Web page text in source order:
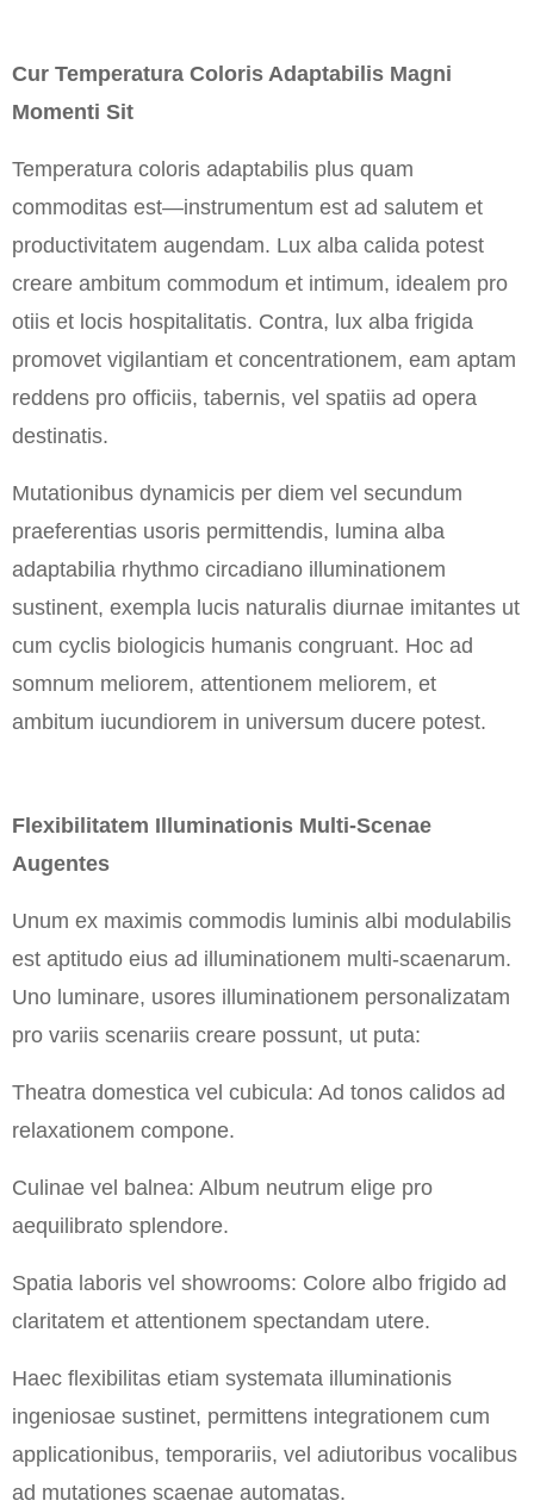
Cur Temperatura Coloris Adaptabilis Magni
Momenti Sit
Temperatura coloris adaptabilis plus quam
commoditas est—instrumentum est ad salutem et
productivitatem augendam. Lux alba calida potest
creare ambitum commodum et intimum, idealem pro
otiis et locis hospitalitatis. Contra, lux alba frigida
promovet vigilantiam et concentrationem, eam aptam
reddens pro officiis, tabernis, vel spatiis ad opera
destinatis.
Mutationibus dynamicis per diem vel secundum
praeferentias usoris permittendis, lumina alba
adaptabilia rhythmo circadiano illuminationem
sustinent, exempla lucis naturalis diurnae imitantes ut
cum cyclis biologicis humanis congruant. Hoc ad
somnum meliorem, attentionem meliorem, et
ambitum iucundiorem in universum ducere potest.
Flexibilitatem Illuminationis Multi-Scenae
Augentes
Unum ex maximis commodis luminis albi modulabilis
est aptitudo eius ad illuminationem multi-scaenarum.
Uno luminare, usores illuminationem personalizatam
pro variis scenariis creare possunt, ut puta:
Theatra domestica vel cubicula: Ad tonos calidos ad
relaxationem compone.
Culinae vel balnea: Album neutrum elige pro
aequilibrato splendore.
Spatia laboris vel showrooms: Colore albo frigido ad
claritatem et attentionem spectandam utere.
Haec flexibilitas etiam systemata illuminationis
ingeniosae sustinet, permittens integrationem cum
applicationibus, temporariis, vel adiutoribus vocalibus
ad mutationes scaenae automatas.